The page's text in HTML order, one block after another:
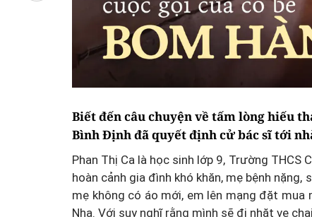
Biết đến câu chuyện về tấm lòng hiếu
Bình Định đã quyết định cử bác sĩ tới
Phan Thị Ca là học sinh lớp 9, Trường THCS
hoàn cảnh gia đình khó khăn, mẹ bệnh
mẹ không có áo mới, em lên mạng đặt
Nha. Với suy nghĩ rằng mình sẽ đi nhặt ve